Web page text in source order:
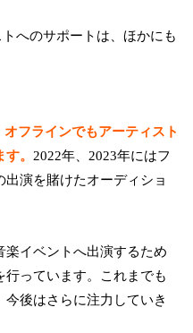
トへのサポートは、ほかにも
オフラインでもアーティスト
。 2022年、2023年にはフ
演を賭けたオーディショ
楽イベントへ出演するため
っています。これまでも
後はさらに注力していき